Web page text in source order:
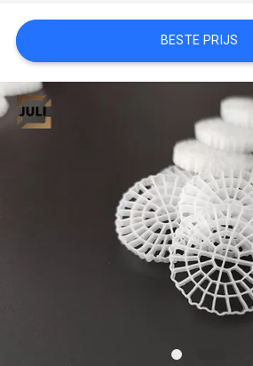
SITEMAP
PRIVACYBELEID
BESTE PRIJS